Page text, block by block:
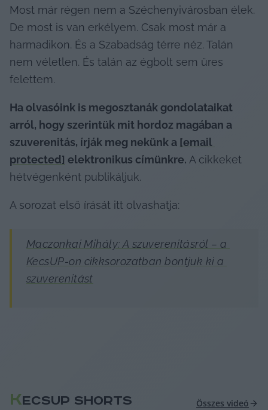
Most már régen nem a Széchenyivárosban élek.
De most is van erkélyem. Csak most már a
harmadikon. És a Szabadság térre néz. Talán
nem véletlen. És talán az égbolt sem üres
felettem.
Ha olvasóink is megosztanák gondolataikat
arról, hogy szerintük mit hordoz magában a
szuverenitás, írják meg nekünk a [email
protected] elektronikus címünkre. A cikkeket
hétvégenként publikáljuk.
A sorozat első írását itt olvashatja:
Maczonkai Mihály: A szuverenitásról – a
KecsUP-on cikksorozatban bontjuk ki a
szuverenitást
KECSUP SHORTS Összes videó